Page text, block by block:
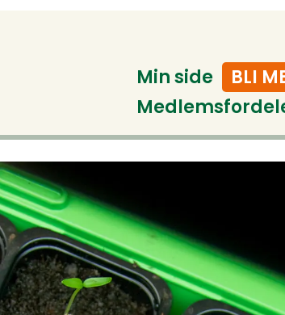
Min side
BLI